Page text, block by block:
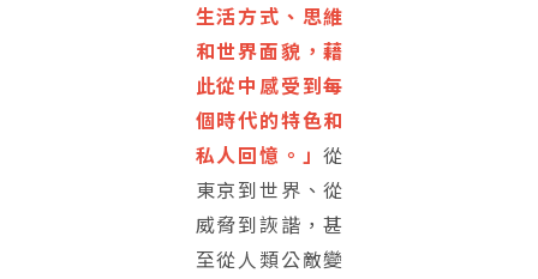
生活方式、思維
和世界面貌，藉
此從中感受到每
個時代的特色和
私人回憶。」從
東京到世界、從
威脅到詼諧，甚
至從人類公敵變